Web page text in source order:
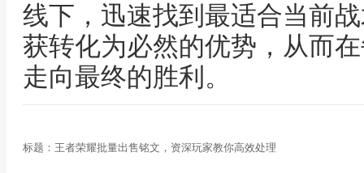
线下，迅速找到最适合当前
获转化为必然的优势，从而
走向最终的胜利。
标题：王者荣耀批量出售铭文，资深玩家教你高效处理